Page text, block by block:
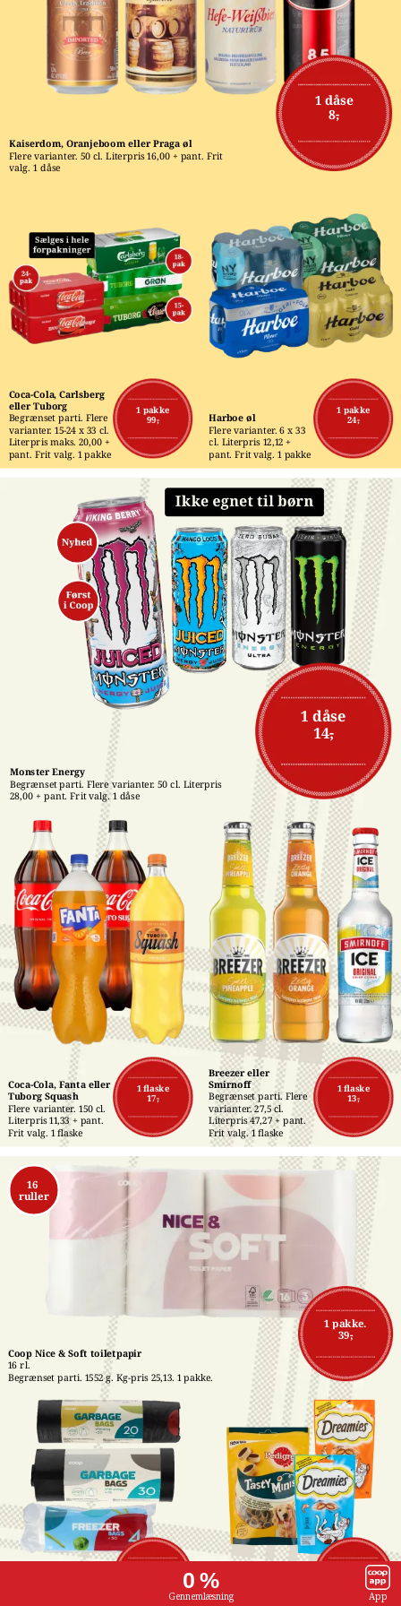
0 %
Gennemlæsning App
1 dåse
8,-
Kaiserdom, Oranjeboom eller Praga øl
Flere varianter. 50 cl. Literpris 16,00 + pant. Frit
valg. 1 dåse
1 pakke
99,-
Coca-Cola, Carlsberg
eller Tuborg
Begrænset parti. Flere
varianter. 15-24 x 33 cl.
Literpris maks. 20,00 +
pant. Frit valg. 1 pakke
1 pakke
24,-
Harboe øl
Flere varianter. 6 x 33
cl. Literpris 12,12 +
pant. Frit valg. 1 pakke
1 dåse
14,-
Monster Energy
Begrænset parti. Flere varianter. 50 cl. Literpris
28,00 + pant. Frit valg. 1 dåse
1 flaske
17,-
Coca-Cola, Fanta eller
Tuborg Squash
Flere varianter. 150 cl.
Literpris 11,33 + pant.
Frit valg. 1 flaske
1 flaske
13,-
Breezer eller
Smirnoff
Begrænset parti. Flere
varianter. 27,5 cl.
Literpris 47,27 + pant.
Frit valg. 1 flaske
16
ruller
1 pakke.
39,-
Coop Nice & Soft toiletpapir
16 rl.
Begrænset parti. 1552 g. Kg-pris 25,13. 1 pakke.
Affaldsposer med Pedigree- eller
Dreamies snacks
Flere varianter. 60-140
g. Kg-pris maks.